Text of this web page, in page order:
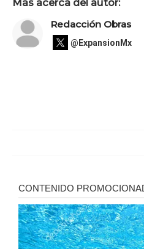
Redacción Obras
@ExpansionMx